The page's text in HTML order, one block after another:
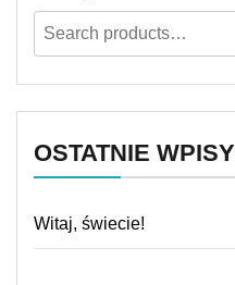
OSTATNIE WPISY
Witaj, świecie!